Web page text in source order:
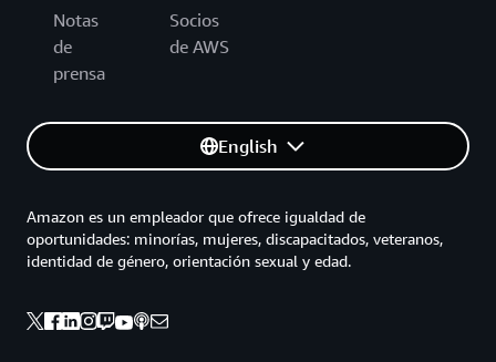
Notas
de
prensa
Socios
de AWS
English
Amazon es un empleador que ofrece igualdad de
oportunidades: minorías, mujeres, discapacitados, veteranos,
identidad de género, orientación sexual y edad.